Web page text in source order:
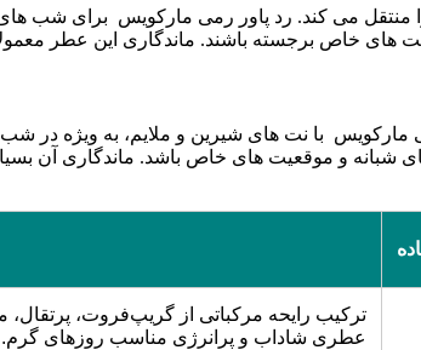
منتقل می کند. رد پاور رمی مارکویس برای شب
باشند. ماندگاری این عطر معمولاً حدود ۷ تا ۹
مارکویس با نت های شیرین و ملایم، به ویژه
ترکیب رایحه مرکباتی از گریپ‌فروت،
عطری شاداب و پرانرژی مناسب روزهای گرم.